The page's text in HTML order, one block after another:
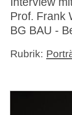
Prof. Frank
BG BAU -
Rubrik: